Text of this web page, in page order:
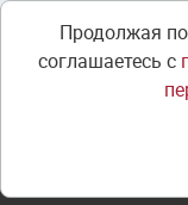
ООО «ТСК-СПБ»
Продолжая
соглашаетесь с